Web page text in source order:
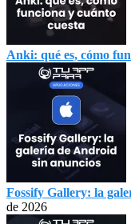
Anki: qué es, cómo
Fossify Gallery: la
de 2026